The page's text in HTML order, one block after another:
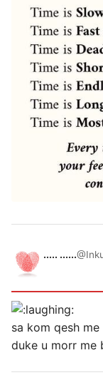
..... ......
sa kom qesh
duke u morr me